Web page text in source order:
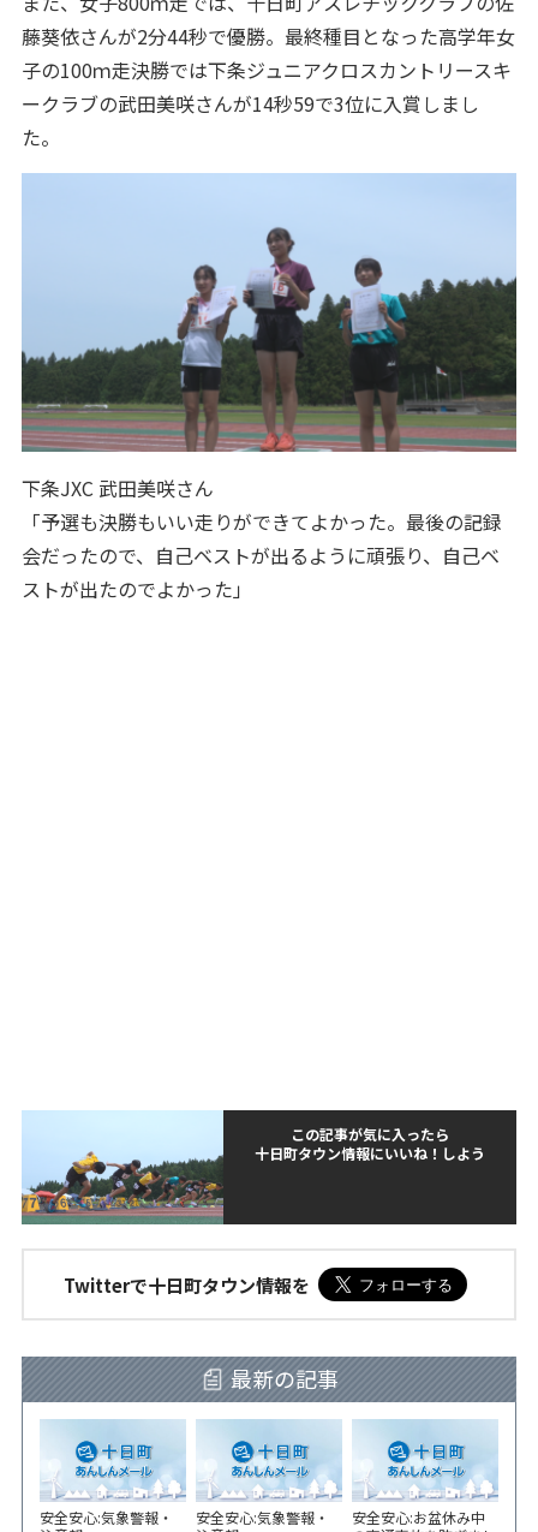
藤葵依さんが2分44秒で優勝。最終種目となった高学年女
子の100ｍ走決勝では下条ジュニアクロスカントリースキ
ークラブの武田美咲さんが14秒59で3位に入賞しまし
た。
下条JXC 武田美咲さん
「予選も決勝もいい走りができてよかった。最後の記録
会だったので、自己ベストが出るように頑張り、自己ベ
ストが出たのでよかった」
この記事が気に入ったら
十日町タウン情報にいいね！しよう
Twitterで十日町タウン情報を
最新の記事
安全安心:気象警報・
安全安心:気象警報・
安全安心:お盆休み中